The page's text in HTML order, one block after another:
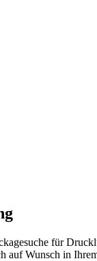
für
auf Wunsch in